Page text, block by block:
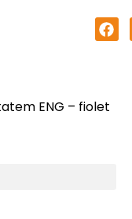
ENG – fiolet